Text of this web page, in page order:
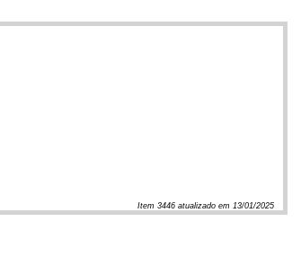
Item3446 atualizado em 13/01/2025